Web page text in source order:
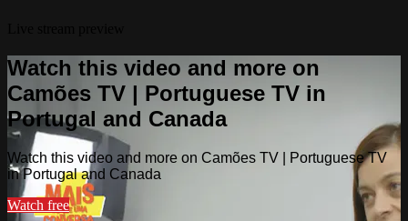
Watch this video and more on
Camões TV | Portuguese TV in
Portugal and Canada
Watch this video and more on Camões TV | Portuguese TV
in Portugal and Canada
Watch free